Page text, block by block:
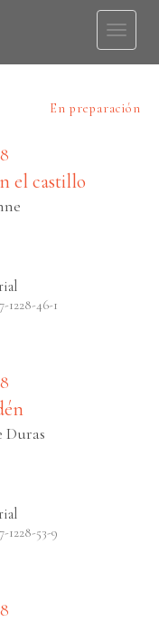
Toggle
En preparación
el castillo
1228-46-1
Duras
1228-53-9